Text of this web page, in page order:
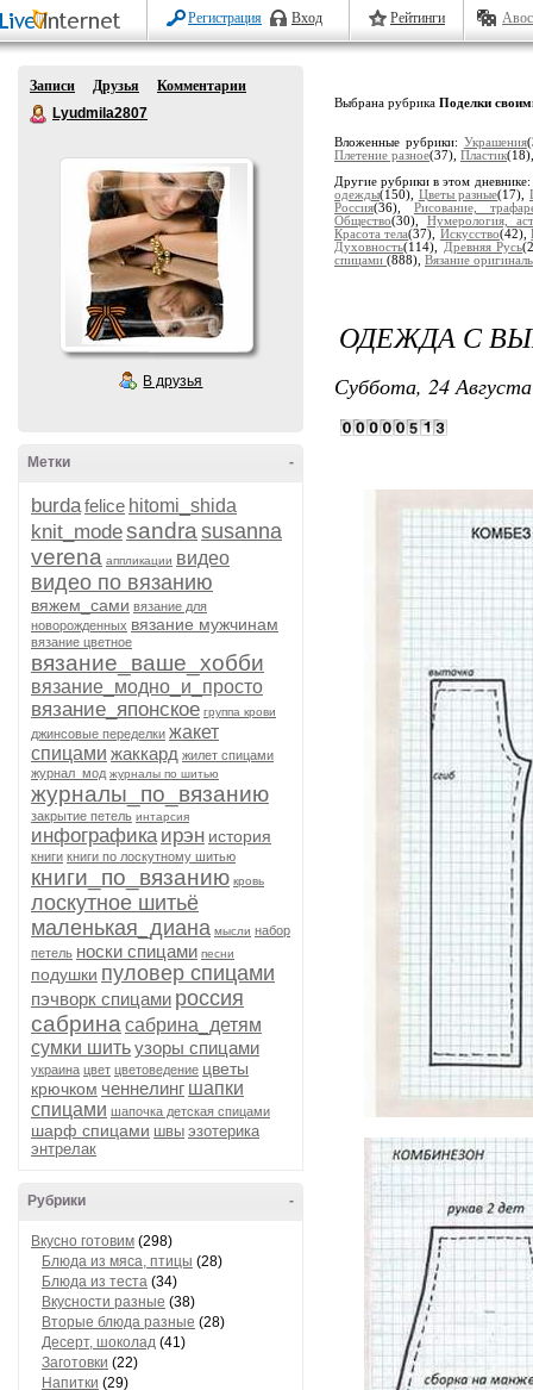
Регистрация Вход Рейтинги
Записи Друзья
Комментарии
Lyudmila2807
В друзья
-
Метки
burdafelice hitomi_shida
knit_modesandra susanna
verena аппликации видео
видео по вязанию
вяжем_сами вязание для
новорожденных вязание мужчинам
вязание цветное
вязание_ваше_хобби
вязание_модно_и_просто
вязание_японское группа крови
джинсовые переделки жакет
спицами жаккард жилет спицами
журнал_мод журналы по шитью
журналы_по_вязанию
закрытие петель интарсия
инфографика ирэн история
книги книги по лоскутному шитью
книги_по_вязанию кровь
лоскутное шитьё
маленькая_диана мысли набор
петель носки спицами песни
подушки пуловер спицами
пэчворк спицами россия
сабрина сабрина_детям
сумки шитьузоры спицами
украина цвет цветоведение цветы
крючком ченнелинг шапки
спицами шапочка детская спицами
шарф спицами швы эзотерика
энтрелак
-
Рубрики
Вкусно готовим (298)
Блюда из мяса, птицы (28)
Блюда из теста (34)
Вкусности разные (38)
Вторые блюда разные (28)
Десерт, шоколад (41)
Заготовки (22)
Напитки (29)
Выбрана рубрика Поделки
Вложенные рубрики: Украшения
Плетение разное(37), Пластик
Другие рубрики в этом дневнике:
одежды(150), Цветы разные(17),
Россия(36), Рисование,
Общество(30), Нумерология,
Красота тела(37), Искусство(42),
Духовность(114), Древняя Русь
спицами (888), Вязание
ОДЕЖДА С
Суббота, 24